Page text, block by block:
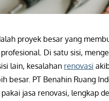
proyek besar yang
Di satu sisi,
lain, kesalahan renovasi
besar. PT Benahin Ruang
jasa renovasi, lengkap